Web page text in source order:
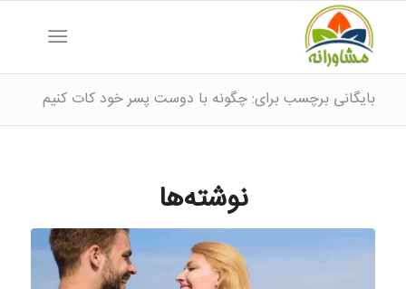
بایگانی برچسب برای: چگونه با دوست پسر خود کات کنیم
نوشته‌ها